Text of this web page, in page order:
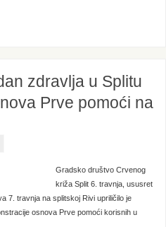
zdravlja u Splitu
Prve pomoći na
Gradsko društvo Crvenog
križa Split 6. travnja, ususret
7. travnja na splitskoj Rivi upriličilo je
osnova Prve pomoći korisnih u